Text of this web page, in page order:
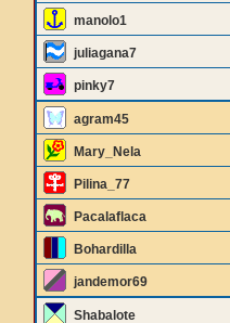
manolo1
juliagana7
pinky7
agram45
Mary_Nela
Pilina_77
Pacalaflaca
Bohardilla
jandemor69
Shabalote